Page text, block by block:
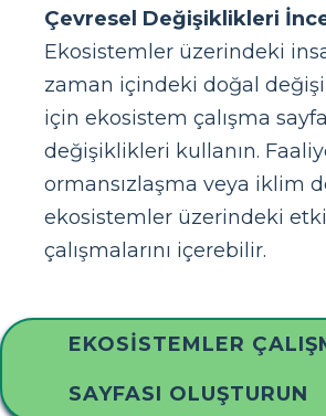
Çevresel Değişiklikleri
Ekosistemler üzerindeki
zaman içindeki doğal
için ekosistem çalışma
değişiklikleri kullanın.
ormansızlaşma veya iklim
ekosistemler üzerindeki
çalışmalarını içerebilir.
EKOSISTEMLER
SAYFASI OLUŞTURUN